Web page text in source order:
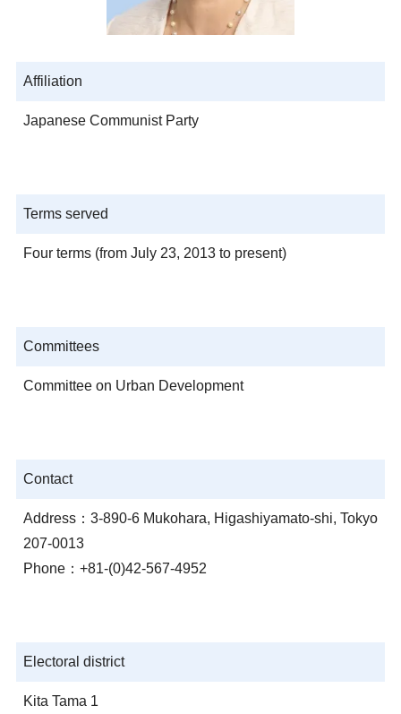
Affiliation
Japanese Communist Party
Terms served
Four terms (from July 23, 2013 to present)
Committees
Committee on Urban Development
Contact
Address：3-890-6 Mukohara, Higashiyamato-shi, Tokyo
207-0013
Phone：+81-(0)42-567-4952
Electoral district
Kita Tama 1